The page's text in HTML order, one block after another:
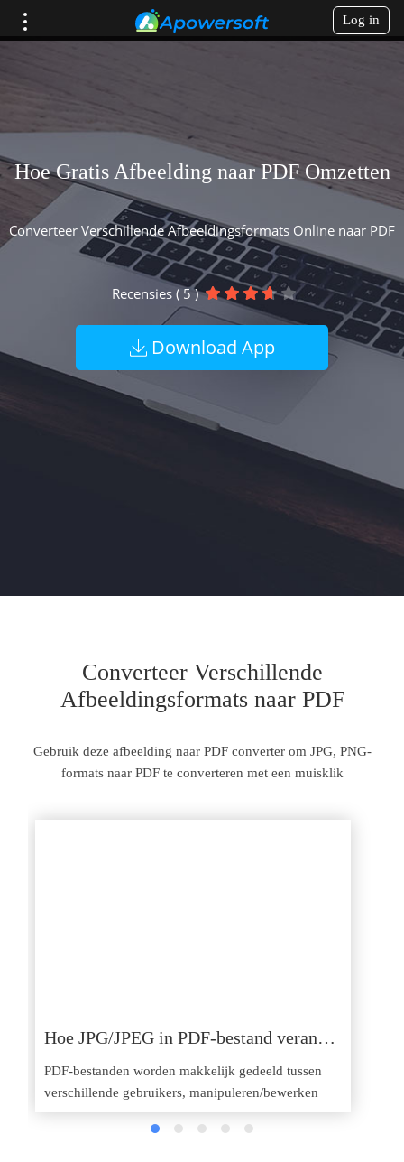
Log in
Hoe Gratis Afbeelding naar PDF Omzetten
Converteer Verschillende Afbeeldingsformats Online naar PDF
Recensies ( 5 )
Download App
Converteer Verschillende
Afbeeldingsformats naar PDF
Gebruik deze afbeelding naar PDF converter om JPG, PNG-
formats naar PDF te converteren met een muisklik
Hoe JPG/JPEG in PDF-bestand veranderen
PDF-bestanden worden makkelijk gedeeld tussen
verschillende gebruikers, manipuleren/bewerken
teksten of afbeeldingen en…